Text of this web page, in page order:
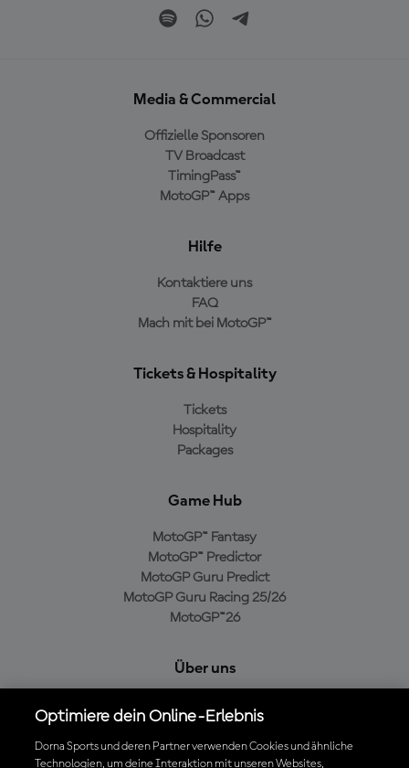
Media & Commercial
Offizielle Sponsoren
TV Broadcast
TimingPass™
MotoGP™ Apps
Hilfe
Kontaktiere uns
FAQ
Mach mit bei MotoGP™
Tickets & Hospitality
Tickets
Hospitality
Packages
Game Hub
MotoGP™ Fantasy
MotoGP™ Predictor
MotoGP Guru Predict
MotoGP Guru Racing 25/26
MotoGP™26
Über uns
Cookie-Richtlinien
Geschäftsbedingungen
Optimiere dein Online-Erlebnis
Dorna Sports und deren Partner verwenden Cookies und ähnliche
Technologien, um deine Interaktion mit unseren Websites,